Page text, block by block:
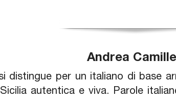
Andrea
distingue per un italiano di base
autentica e viva. Parole